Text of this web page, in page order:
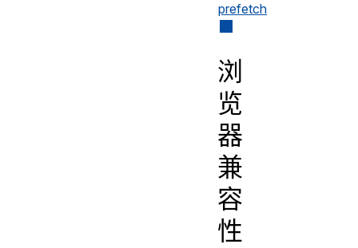
prefetch
浏
览
器
兼
容
性